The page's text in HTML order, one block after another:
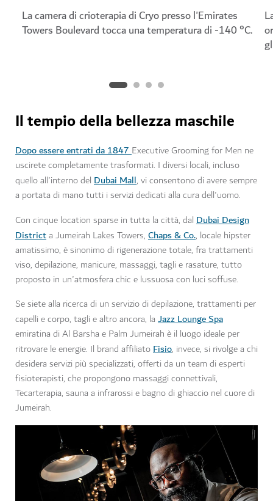
La camera di crioterapia di Cryo presso l'Emirates
Towers Boulevard tocca una temperatura di -140 °C.
Il tempio della bellezza maschile
Dopo essere entrati da 1847Executive Grooming for Men ne
uscirete completamente trasformati. I diversi locali, incluso
quello all'interno del Dubai Mall, vi consentono di avere sempre
a portata di mano tutti i servizi dedicati alla cura dell'uomo.
Con cinque location sparse in tutta la città, dal Dubai Design
Districta Jumeirah Lakes Towers, Chaps & Co., locale hipster
amatissimo, è sinonimo di rigenerazione totale, fra trattamenti
viso, depilazione, manicure, massaggi, tagli e rasature, tutto
proposto in un'atmosfera chic e lussuosa con luci soffuse.
Se siete alla ricerca di un servizio di depilazione, trattamenti per
capelli e corpo, tagli e altro ancora, la Jazz Lounge Spa
emiratina di Al Barsha e Palm Jumeirah è il luogo ideale per
ritrovare le energie. Il brand affiliatoFisio, invece, si rivolge a chi
desidera servizi più specializzati, offerti da un team di esperti
fisioterapisti, che propongono massaggi connettivali,
Tecarterapia, sauna a infrarossi e bagno di ghiaccio nel cuore di
Jumeirah.